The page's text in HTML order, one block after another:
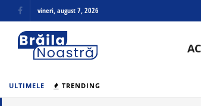
ULTIMELE TRENDING
vineri, august 7, 2026